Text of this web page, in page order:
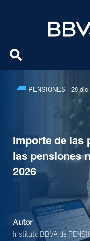
PENSIONES29 dic
Importe de las
las pensiones
2026
Autor
Instituto BBVA de